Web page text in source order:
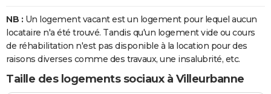
NB : Un logement vacant est un logement pour lequel aucun
locataire n'a été trouvé. Tandis qu'un logement vide ou cours
de réhabilitation n'est pas disponible à la location pour des
raisons diverses comme des travaux, une insalubrité, etc.
Taille des logements sociaux à Villeurbanne